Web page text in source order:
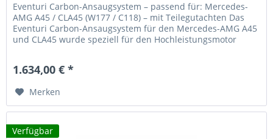
Eventuri Carbon-Ansaugsystem – passend für: Mercedes-
AMG A45 / CLA45 (W177 / C118) – mit Teilegutachten Das
Eventuri Carbon-Ansaugsystem für den Mercedes-AMG A45
und CLA45 wurde speziell für den Hochleistungsmotor
1.634,00 € *
Merken
Verfügbar